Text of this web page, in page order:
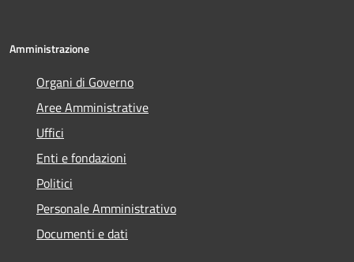
Amministrazione
Organi di Governo
Aree Amministrative
Uffici
Enti e fondazioni
Politici
Personale Amministrativo
Documenti e dati